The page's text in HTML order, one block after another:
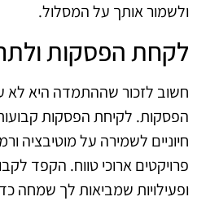
ולשמור אותך על המסלול.
לקחת הפסקות
חשוב לזכור שההתמדה היא
הפסקות. לקיחת הפסקות
חיוניים לשמירה על מוטיבציה
פרויקטים ארוכי טווח. הקפד
ופעילויות שמביאות לך שמחה